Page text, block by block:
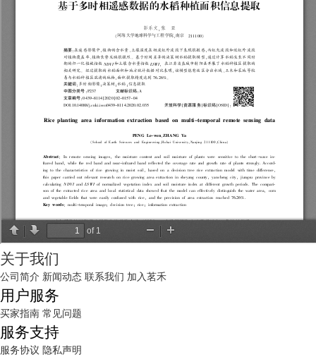
关于我们
公司简介 新闻动态 联系我们 加入茗禾
用户服务
买家指南 常见问题
服务支持
服务协议 隐私声明